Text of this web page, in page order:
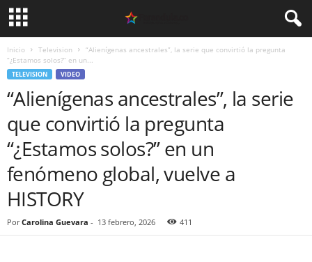
Inicio Television
“Alienígenas ancestrales”, la serie que convirtió la pregunta
“¿Estamos solos?” en un...
TELEVISION VIDEO
“Alienígenas ancestrales”, la serie
que convirtió la pregunta
“¿Estamos solos?” en un
fenómeno global, vuelve a
HISTORY
Por Carolina Guevara - 13 febrero, 2026 411